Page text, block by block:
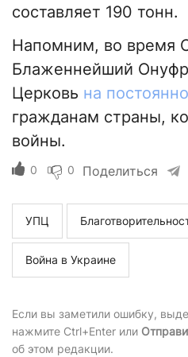
составляет 190 тонн.
Напомним, во время
Блаженнейший
Церковь на
гражданам страны,
войны.
0 0 Поделиться
УПЦ
Война в Украине
Если вы заметили ошибку,
нажмите Ctrl+Enter или
об этом редакции.